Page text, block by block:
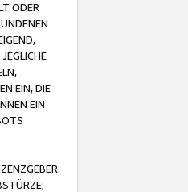
ODER
EIN, DIE
EIN